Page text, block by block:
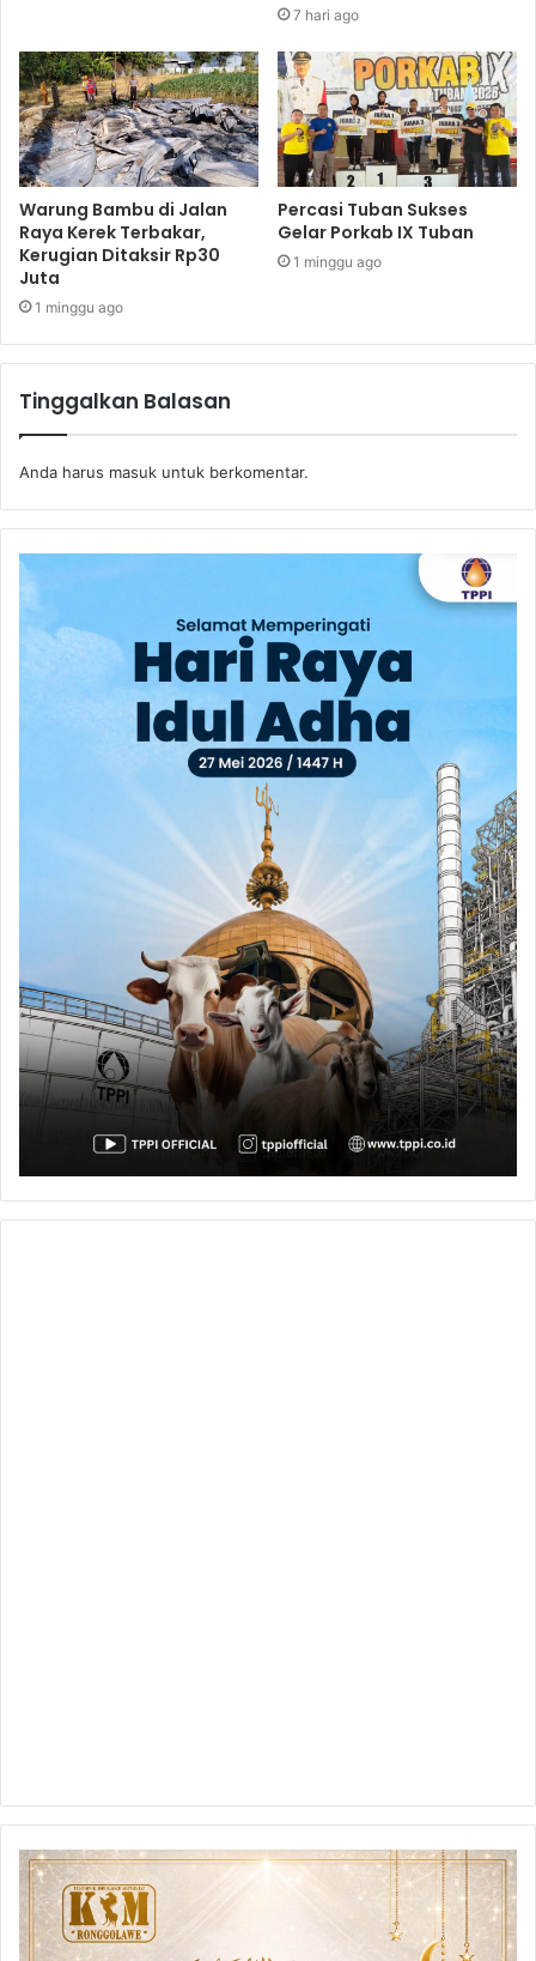
7 hari ago
Warung Bambu di Jalan
Raya Kerek Terbakar,
Kerugian Ditaksir Rp30
Juta
1 minggu ago
Percasi Tuban Sukses
Gelar Porkab IX Tuban
1 minggu ago
Tinggalkan Balasan
Anda harus masuk untuk berkomentar.